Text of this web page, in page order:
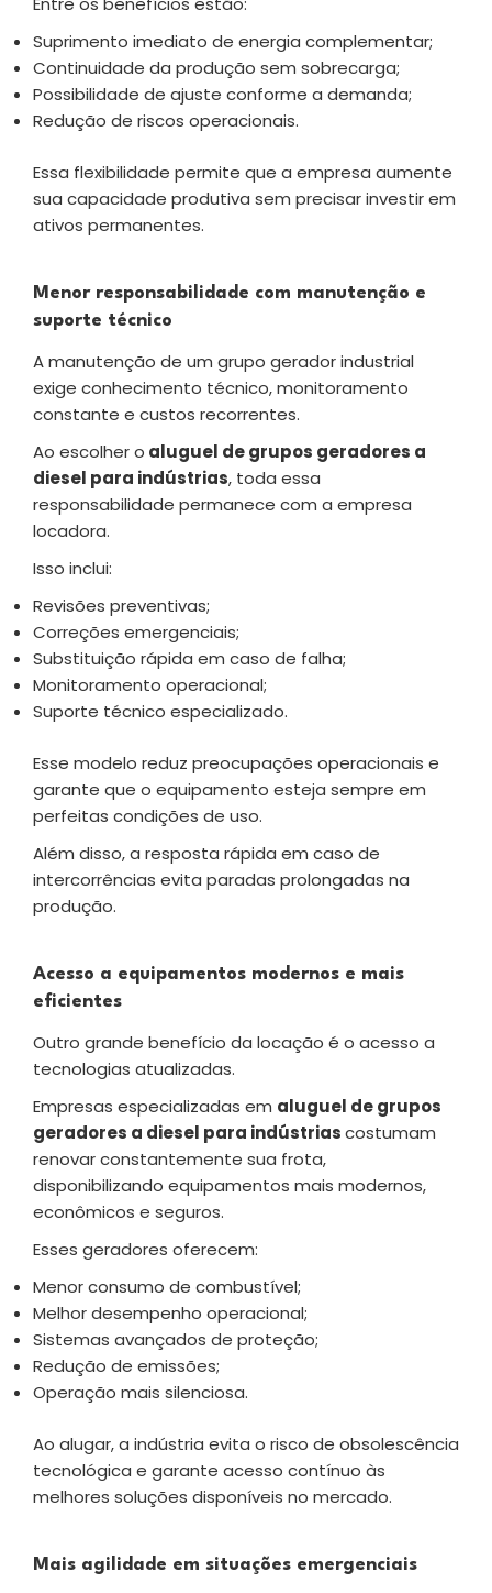
Suprimento imediato de energia complementar;
Continuidade da produção sem sobrecarga;
Possibilidade de ajuste conforme a demanda;
Redução de riscos operacionais.
Essa flexibilidade permite que a empresa aumente
sua capacidade produtiva sem precisar investir em
ativos permanentes.
Menor responsabilidade com manutenção e
suporte técnico
A manutenção de um grupo gerador industrial
exige conhecimento técnico, monitoramento
constante e custos recorrentes.
Ao escolher o aluguel de grupos geradores a
diesel para indústrias, toda essa
responsabilidade permanece com a empresa
locadora.
Isso inclui:
Revisões preventivas;
Correções emergenciais;
Substituição rápida em caso de falha;
Monitoramento operacional;
Suporte técnico especializado.
Esse modelo reduz preocupações operacionais e
garante que o equipamento esteja sempre em
perfeitas condições de uso.
Além disso, a resposta rápida em caso de
intercorrências evita paradas prolongadas na
produção.
Acesso a equipamentos modernos e mais
eficientes
Outro grande benefício da locação é o acesso a
tecnologias atualizadas.
Empresas especializadas em aluguel de grupos
geradores a diesel para indústriascostumam
renovar constantemente sua frota,
disponibilizando equipamentos mais modernos,
econômicos e seguros.
Esses geradores oferecem:
Menor consumo de combustível;
Melhor desempenho operacional;
Sistemas avançados de proteção;
Redução de emissões;
Operação mais silenciosa.
Ao alugar, a indústria evita o risco de obsolescência
tecnológica e garante acesso contínuo às
melhores soluções disponíveis no mercado.
Mais agilidade em situações emergenciais